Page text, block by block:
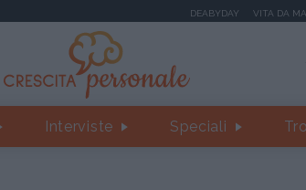
DEABYDAY VITA DA
Interviste Speciali